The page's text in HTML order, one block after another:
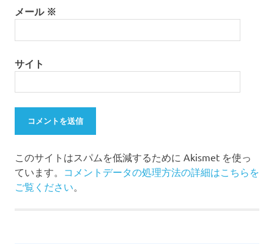
メール ※
サイト
このサイトはスパムを低減するために Akismet を使っ
ています。 コメントデータの処理方法の詳細はこちらを
ご覧ください。